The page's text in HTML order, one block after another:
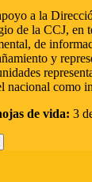
a la
de la CCJ, en
de
y
nacional como
de vida: 3